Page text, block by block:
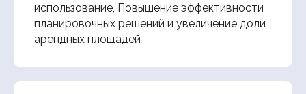
использование, Повышение эффективности
планировочных решений и увеличение доли
арендных площадей